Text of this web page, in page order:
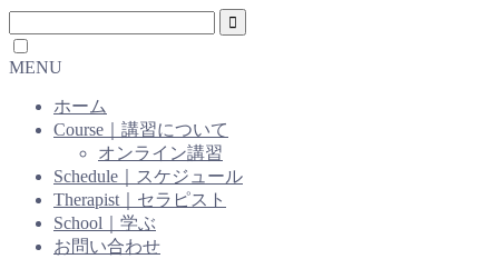
MENU
ホーム
Course｜講習について
オンライン講習
Schedule｜スケジュール
Therapist｜セラピスト
School｜学ぶ
お問い合わせ